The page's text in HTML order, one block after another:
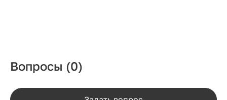
Вопросы (0)